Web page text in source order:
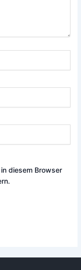
diesem Browser